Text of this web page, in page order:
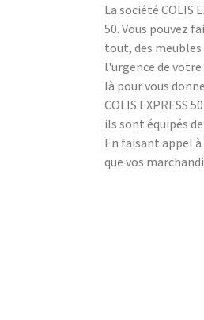
La société COLIS
50. Vous pouvez
tout, des
l'urgence de votre
là pour vous
COLIS EXPRESS
ils sont équipés
En faisant appel à
que vos